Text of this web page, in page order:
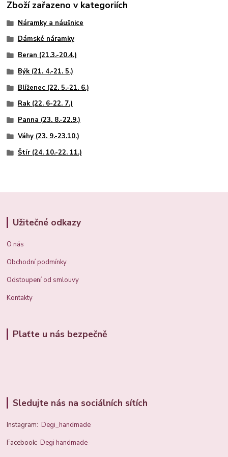
Zboží zařazeno v kategoriích
Náramky a náušnice
Dámské náramky
Beran (21.3.-20.4.)
Býk (21. 4.-21. 5.)
Blíženec (22. 5.-21. 6.)
Rak (22. 6-22. 7.)
Panna (23. 8.-22.9.)
Váhy (23. 9.-23.10.)
Štír (24. 10.-22. 11.)
Užitečné odkazy
O nás
Obchodní podmínky
Odstoupení od smlouvy
Kontakty
Plaťte u nás bezpečně
Sledujte nás na sociálních sítích
Instagram:Degi_handmade
Facebook:Degi handmade